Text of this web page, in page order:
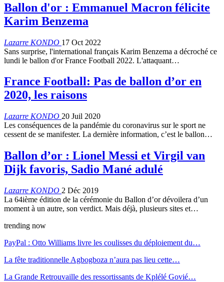
Ballon d'or : Emmanuel Macron félicite
Karim Benzema
Lazarre KONDO 17 Oct 2022
Sans surprise, l'international français Karim Benzema a décroché ce
lundi le ballon d'or France Football 2022. L'attaquant…
France Football: Pas de ballon d’or en
2020, les raisons
Lazarre KONDO 20 Juil 2020
Les conséquences de la pandémie du coronavirus sur le sport ne
cessent de se manifester. La dernière information, c’est le ballon…
Ballon d’or : Lionel Messi et Virgil van
Dijk favoris, Sadio Mané adulé
Lazarre KONDO 2 Déc 2019
La 64ième édition de la cérémonie du Ballon d’or dévoilera d’un
moment à un autre, son verdict. Mais déjà, plusieurs sites et…
trending now
PayPal : Otto Williams livre les coulisses du déploiement du…
La fête traditionnelle Agbogboza n’aura pas lieu cette…
La Grande Retrouvaille des ressortissants de Kplélé Govié…